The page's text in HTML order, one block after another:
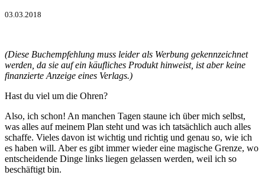
03.03.2018
(Diese Buchempfehlung muss leider als Werbung gekennzeichnet
werden, da sie auf ein käufliches Produkt hinweist, ist aber keine
finanzierte Anzeige eines Verlags.)
Hast du viel um die Ohren?
Also, ich schon! An manchen Tagen staune ich über mich selbst,
was alles auf meinem Plan steht und was ich tatsächlich auch alles
schaffe. Vieles davon ist wichtig und richtig und genau so, wie ich
es haben will. Aber es gibt immer wieder eine magische Grenze, wo
entscheidende Dinge links liegen gelassen werden, weil ich so
beschäftigt bin.